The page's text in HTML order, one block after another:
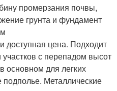
промерзания почвы,
грунта и фундамент
доступная цена. Подходит
с перепадом высот
основном для легких
Металлические